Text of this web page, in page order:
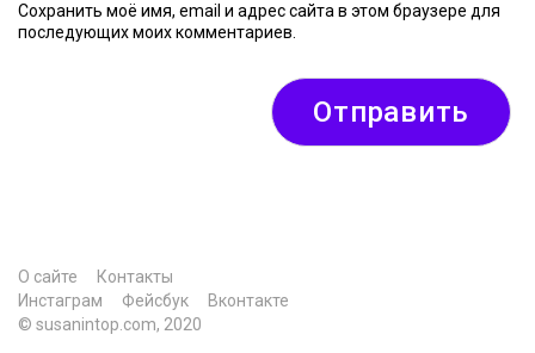
Сохранить моё имя, email и адрес сайта в этом браузере для
последующих моих комментариев.
О сайте
Контакты
Инстаграм
Фейсбук
Вконтакте
© susanintop.com, 2020